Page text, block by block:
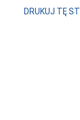
DRUKUJ TĘ